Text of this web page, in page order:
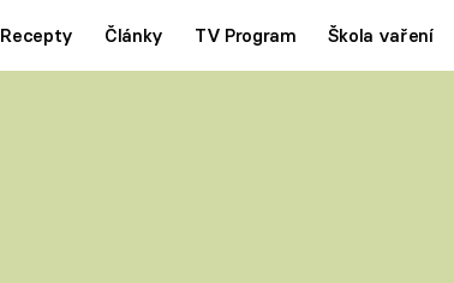
Recepty Články TV Program Škola vaření